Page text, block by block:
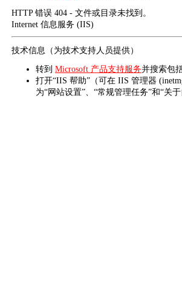
HTTP 错误 404 - 文件或目录未找到。
Internet 信息服务 (IIS)
技术信息（为技术支持人员提供）
转到 Microsoft 产品支持服务并搜索包
打开“IIS 帮助”（可在 IIS 管理器
为“网站设置”、“常规管理任务”和“关